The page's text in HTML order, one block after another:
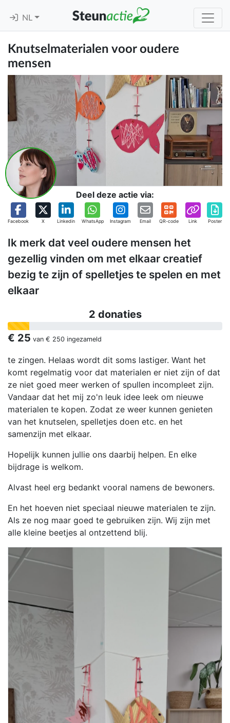
NL
Knutselmaterialen voor oudere
mensen
Deel deze actie via:
Facebook X Linkedin WhatsApp Instagram Email QR-code Link Poster
Ik merk dat veel oudere mensen het
gezellig vinden om met elkaar creatief
bezig te zijn of spelletjes te spelen en met
elkaar
2 donaties
€ 25 van € 250 ingezameld
te zingen. Helaas wordt dit soms lastiger. Want het
komt regelmatig voor dat materialen er niet zijn of dat
ze niet goed meer werken of spullen incompleet zijn.
Vandaar dat het mij zo'n leuk idee leek om nieuwe
materialen te kopen. Zodat ze weer kunnen genieten
van het knutselen, spelletjes doen etc. en het
samenzijn met elkaar.
Hopelijk kunnen jullie ons daarbij helpen. En elke
bijdrage is welkom.
Alvast heel erg bedankt vooral namens de bewoners.
En het hoeven niet speciaal nieuwe materialen te zijn.
Als ze nog maar goed te gebruiken zijn. Wij zijn met
alle kleine beetjes al ontzettend blij.